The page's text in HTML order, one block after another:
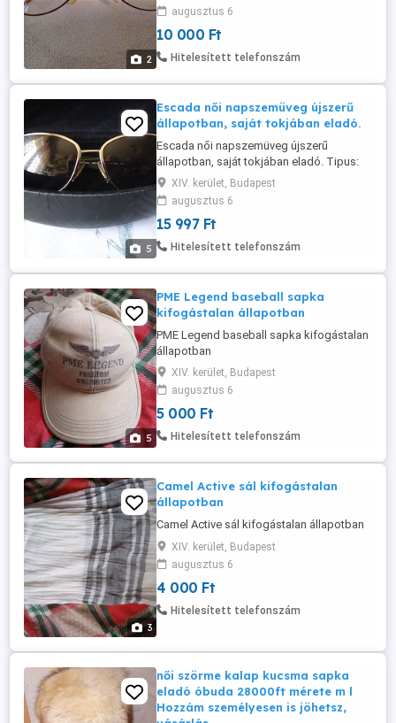
2
augusztus 6
10 000 Ft
Hitelesített telefonszám
5
Escada női napszemüveg újszerű
állapotban, saját tokjában eladó.
Escada női napszemüveg újszerű
állapotban, saját tokjában eladó. Tipus:
SES719
XIV. kerület, Budapest
augusztus 6
15 997 Ft
Hitelesített telefonszám
5
PME Legend baseball sapka
kifogástalan állapotban
PME Legend baseball sapka kifogástalan
állapotban
XIV. kerület, Budapest
augusztus 6
5 000 Ft
Hitelesített telefonszám
3
Camel Active sál kifogástalan
állapotban
Camel Active sál kifogástalan állapotban
XIV. kerület, Budapest
augusztus 6
4 000 Ft
Hitelesített telefonszám
női szörme kalap kucsma sapka
eladó óbuda 28000ft mérete m l
Hozzám személyesen is jöhetsz,